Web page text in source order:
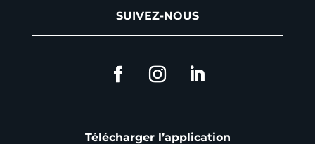
SUIVEZ-NOUS
Télécharger l’application